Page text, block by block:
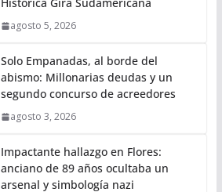
agosto 5, 2026
Solo Empanadas, al borde del
abismo: Millonarias deudas y un
segundo concurso de acreedores
agosto 3, 2026
Impactante hallazgo en Flores:
anciano de 89 años ocultaba un
arsenal y simbología nazi